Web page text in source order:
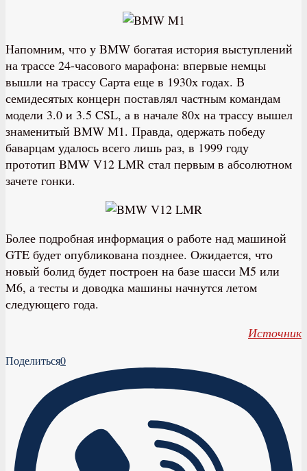
Напомним, что у BMW богатая история выступлений
на трассе 24-часового марафона: впервые немцы
вышли на трассу Сарта еще в 1930х годах. В
семидесятых концерн поставлял частным командам
модели 3.0 и 3.5 CSL, а в начале 80х на трассу вышел
знаменитый BMW M1. Правда, одержать победу
баварцам удалось всего лишь раз, в 1999 году
прототип BMW V12 LMR стал первым в абсолютном
зачете гонки.
Более подробная информация о работе над машиной
GTE будет опубликована позднее. Ожидается, что
новый болид будет построен на базе шасси M5 или
M6, а тесты и доводка машины начнутся летом
следующего года.
Источник
Поделиться0